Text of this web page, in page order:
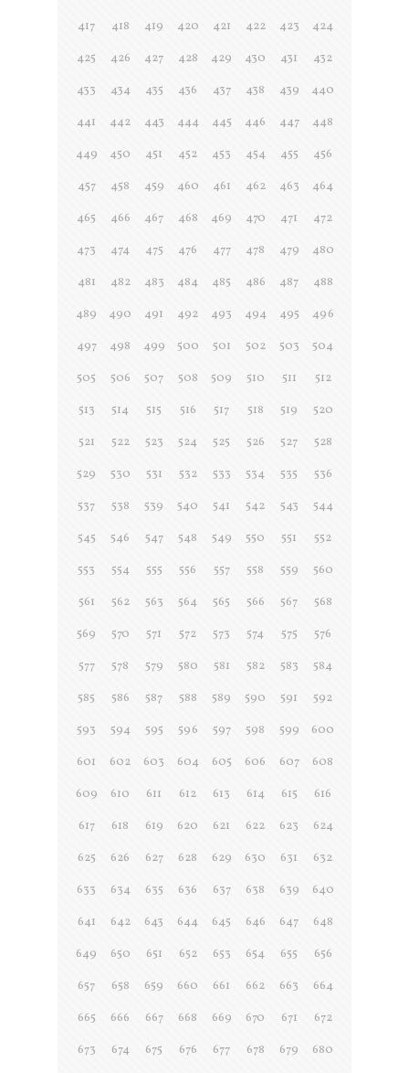
417
418 419 420 421 422 423
424
425
426 427 428 429 430 431
432
433
434 435 436 437 438 439
440
441
442 443 444 445 446 447
448
449
450 451 452 453 454 455
456
457
458 459 460 461 462 463
464
465
466 467 468 469 470 471
472
473
474 475 476 477 478 479
480
481
482 483 484 485 486 487
488
489
490 491 492 493 494 495
496
497
498 499 500 501 502 503
504
505
506 507 508 509 510 511
512
513
514 515 516 517 518 519
520
521
522 523 524 525 526 527
528
529
530 531 532 533 534 535
536
537
538 539 540 541 542 543
544
545
546 547 548 549 550 551
552
553
554 555 556 557 558 559
560
561
562 563 564 565 566 567
568
569
570 571 572 573 574 575
576
577
578 579 580 581 582 583
584
585
586 587 588 589 590 591
592
593
594 595 596 597 598 599
600
601
602 603 604 605 606 607
608
609
610 611 612 613 614 615
616
617
618 619 620 621 622 623
624
625
626 627 628 629 630 631
632
633
634 635 636 637 638 639
640
641
642 643 644 645 646 647
648
649
650 651 652 653 654 655
656
657
658 659 660 661 662 663
664
665
666 667 668 669 670 671
672
673
674 675 676 677 678 679
680